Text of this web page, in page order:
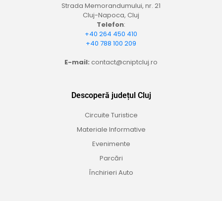
Strada Memorandumului, nr. 21
Cluj-Napoca, Cluj
Telefon:
+40 264 450 410
+40 788 100 209
E-mail: contact@cniptcluj.ro
Descoperă județul Cluj
Circuite Turistice
Materiale Informative
Evenimente
Parcări
Închirieri Auto